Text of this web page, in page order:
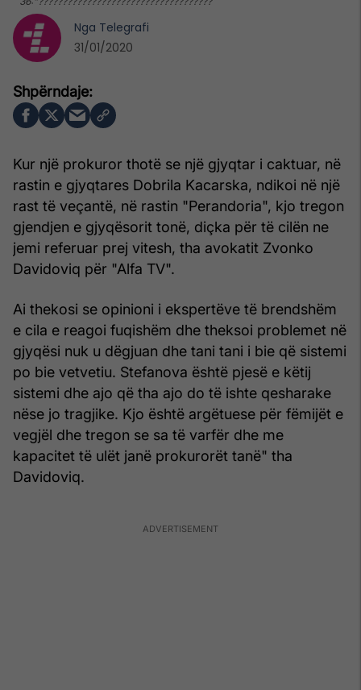
Kur një prokuror thotë se një gjyqtar i caktuar, në
rastin e gjyqtares Dobrila Kacarska, ndikoi në një
rast të veçantë, në rastin "Perandoria", kjo tregon
gjendjen e gjyqësorit tonë, diçka për të cilën ne
jemi referuar prej vitesh, tha avokatit Zvonko
Davidoviq për "Alfa TV".
Ai thekosi se opinioni i ekspertëve të brendshëm
e cila e reagoi fuqishëm dhe theksoi problemet në
gjyqësi nuk u dëgjuan dhe tani tani i bie që sistemi
po bie vetvetiu. Stefanova është pjesë e këtij
sistemi dhe ajo që tha ajo do të ishte qesharake
nëse jo tragjike. Kjo është argëtuese për fëmijët e
vegjël dhe tregon se sa të varfër dhe me
kapacitet të ulët janë prokurorët tanë" tha
Davidoviq.
Nga Telegrafi
31/01/2020